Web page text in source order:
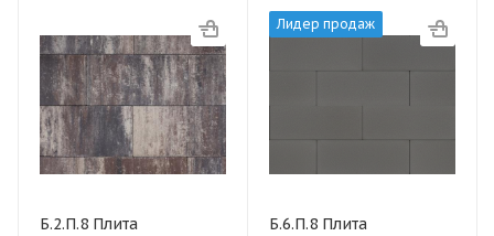
Б.2.П.8 Плита
Лидер продаж
Б.6.П.8 Плита